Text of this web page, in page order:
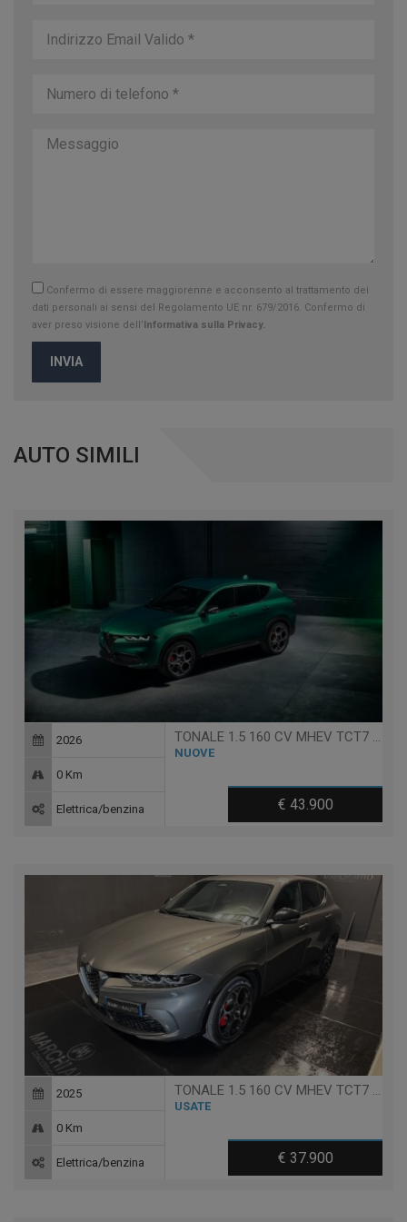
Confermo di essere maggiorenne e acconsento al trattamento dei
dati personali ai sensi del Regolamento UE nr. 679/2016. Confermo di
aver preso visione dell’ Informativa sulla Privacy.
INVIA
AUTO SIMILI
NUOVE
€ 43.900
2026
0 Km
Elettrica/benzina
TONALE 1.5 160 CV MHEV TCT7 VELOCE
USATE
€ 37.900
2025
0 Km
Elettrica/benzina